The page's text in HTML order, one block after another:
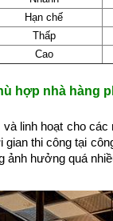
Hạn chế
Thấp
Cao
hợp nhà hàng
linh hoạt cho
thi công tại
hưởng quá